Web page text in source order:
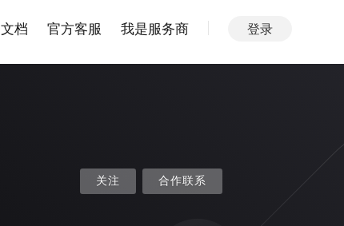
文档 官方客服 我是服务商 登录
关注 合作联系